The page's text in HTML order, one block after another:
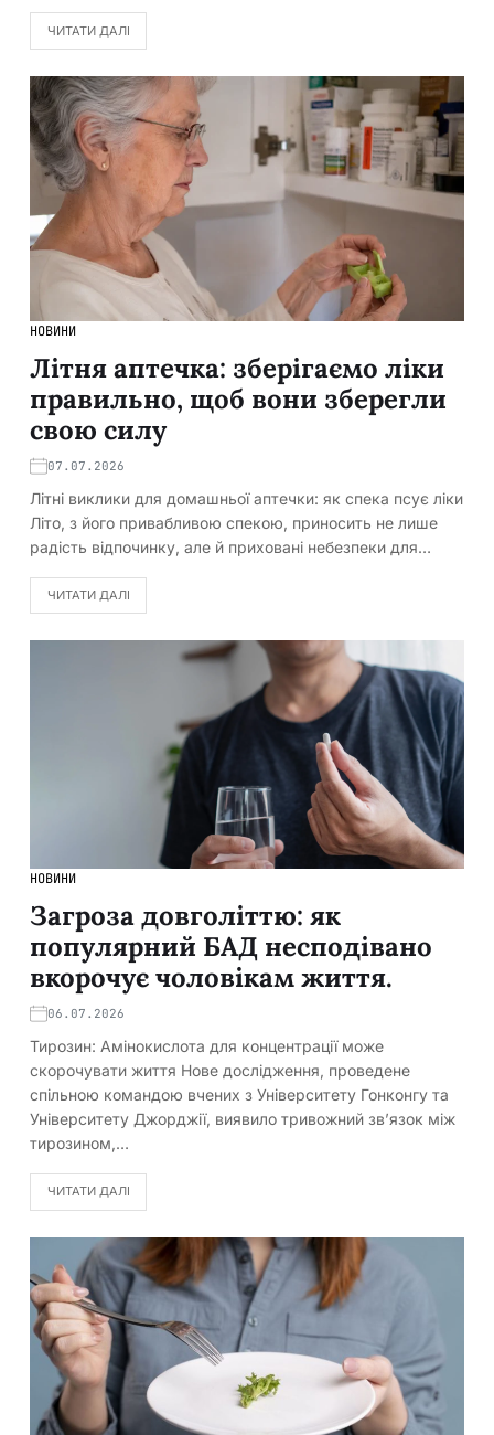
ЧИТАТИ ДАЛІ
НОВИНИ
Літня аптечка: зберігаємо ліки
правильно, щоб вони зберегли
свою силу
07.07.2026
Літні виклики для домашньої аптечки: як спека псує ліки
Літо, з його привабливою спекою, приносить не лише
радість відпочинку, але й приховані небезпеки для…
ЧИТАТИ ДАЛІ
НОВИНИ
Загроза довголіттю: як
популярний БАД несподівано
вкорочує чоловікам життя.
06.07.2026
Тирозин: Амінокислота для концентрації може
скорочувати життя Нове дослідження, проведене
спільною командою вчених з Університету Гонконгу та
Університету Джорджії, виявило тривожний зв’язок між
тирозином,…
ЧИТАТИ ДАЛІ